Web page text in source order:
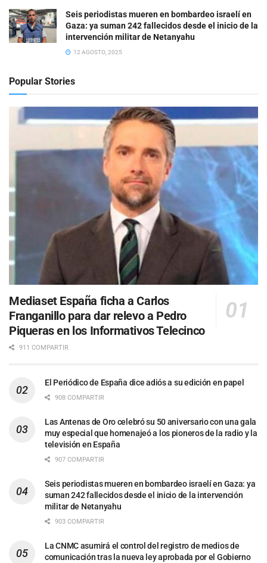
Seis periodistas mueren en bombardeo israelí en
Gaza: ya suman 242 fallecidos desde el inicio de la
intervención militar de Netanyahu
12 AGOSTO, 2025
Popular Stories
Mediaset España ficha a Carlos
Franganillo para dar relevo a Pedro
Piqueras en los Informativos Telecinco
911 COMPARTIR
El Periódico de España dice adiós a su edición en papel
908 COMPARTIR
Las Antenas de Oro celebró su 50 aniversario con una gala
muy especial que homenajeó a los pioneros de la radio y la
televisión en España
907 COMPARTIR
Seis periodistas mueren en bombardeo israelí en Gaza: ya
suman 242 fallecidos desde el inicio de la intervención
militar de Netanyahu
903 COMPARTIR
La CNMC asumirá el control del registro de medios de
comunicación tras la nueva ley aprobada por el Gobierno